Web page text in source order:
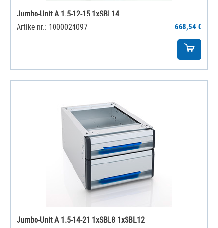
Jumbo-Unit A 1.5-12-15 1xSBL14
Artikelnr.: 1000024097
668,54 €
Jumbo-Unit A 1.5-14-21 1xSBL8 1xSBL12